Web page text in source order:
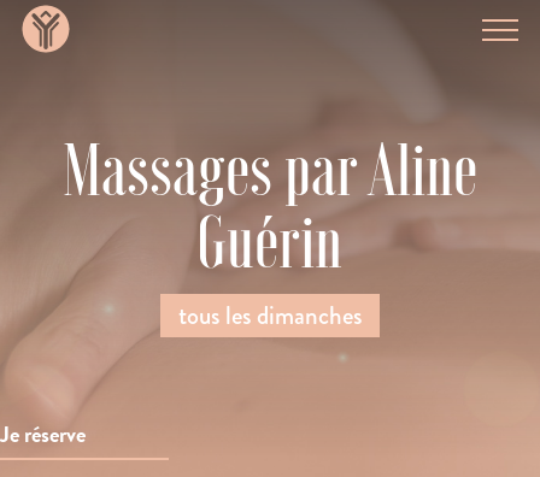
Massages par Aline
Guérin
tous les dimanches
Je réserve